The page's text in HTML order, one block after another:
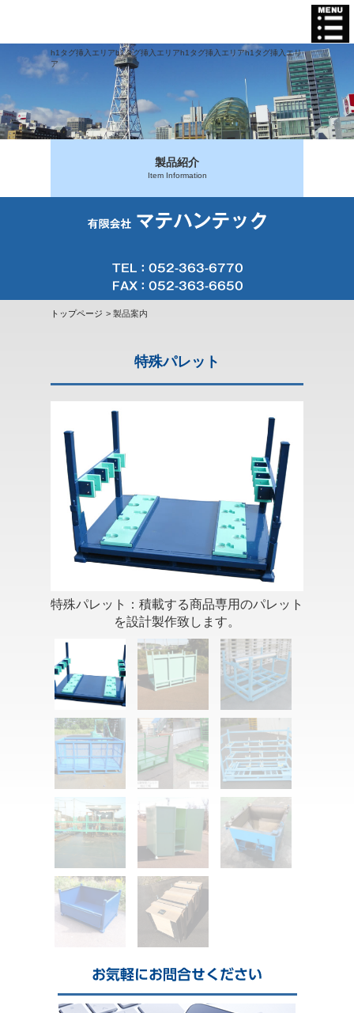
h1タグ挿入エリアh1タグ挿入エリアh1タグ挿入エリアh1タグ挿入エリ
ア
製品紹介
Item Information
トップページ 製品案内
特殊パレット
特殊パレット：積載する商品専用のパレット
を設計製作致します。